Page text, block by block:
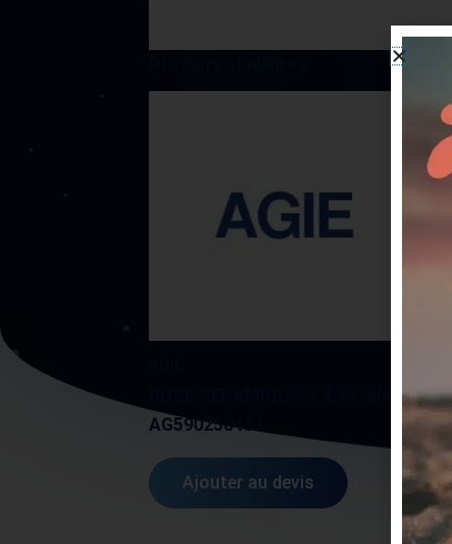
AG590250433
Ajouter au devis